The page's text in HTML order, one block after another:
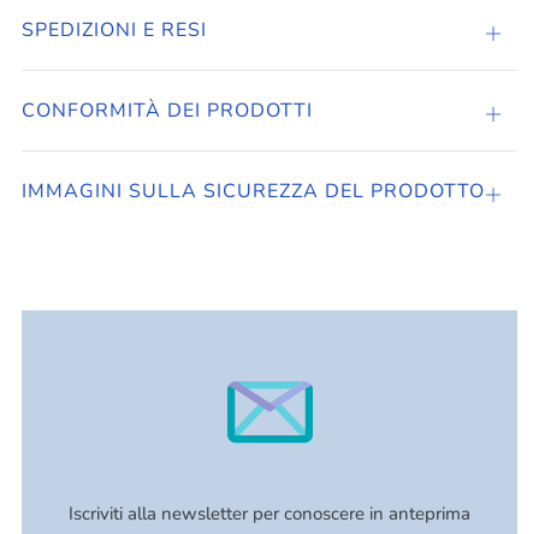
SPEDIZIONI E RESI
Apri
CONFORMITÀ DEI PRODOTTI
Apri
IMMAGINI SULLA SICUREZZA DEL PRODOTTO
Apri
Iscriviti alla newsletter per conoscere in anteprima